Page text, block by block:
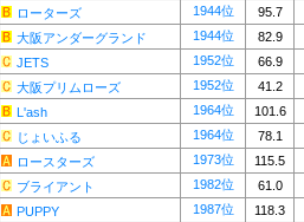
ローターズ 1944位
95.7
大阪アンダーグランド 1944位
82.9
JETS 1952位
66.9
大阪プリムローズ 1952位
41.2
L'ash 1964位
101.6
じょいふる 1964位
78.1
ロースターズ 1973位
115.5
ブライアント 1982位
61.0
PUPPY 1987位
118.3